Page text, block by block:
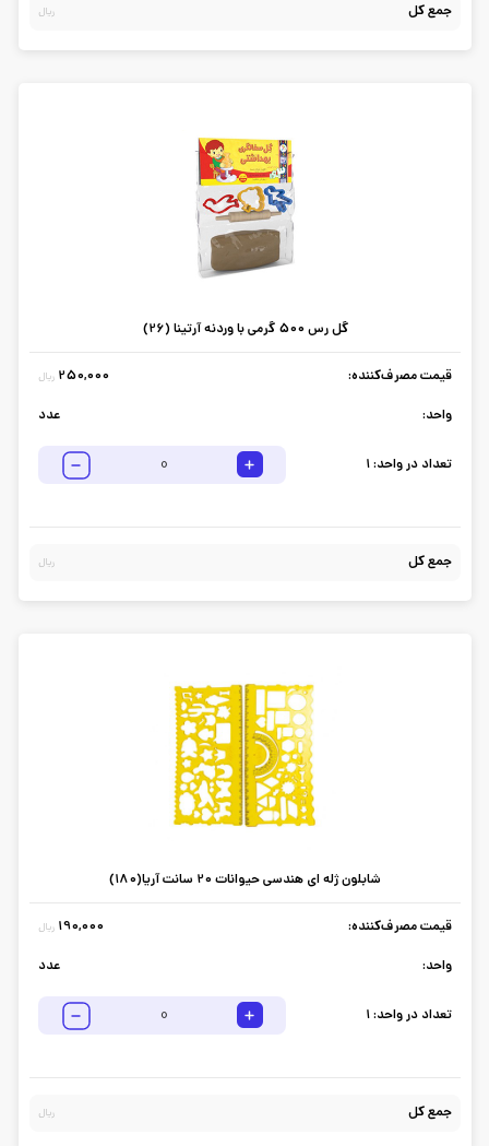
جمع کل ریال
گل رس 500 گرمی با وردنه آرتینا (26)
قیمت مصرف‌کننده: 250,000 ریال
واحد: عدد
تعداد در واحد:1
جمع کل ریال
شابلون ژله ای هندسی حیوانات 20 سانت آریا(180)
قیمت مصرف‌کننده: 190,000 ریال
واحد: عدد
تعداد در واحد:1
جمع کل ریال